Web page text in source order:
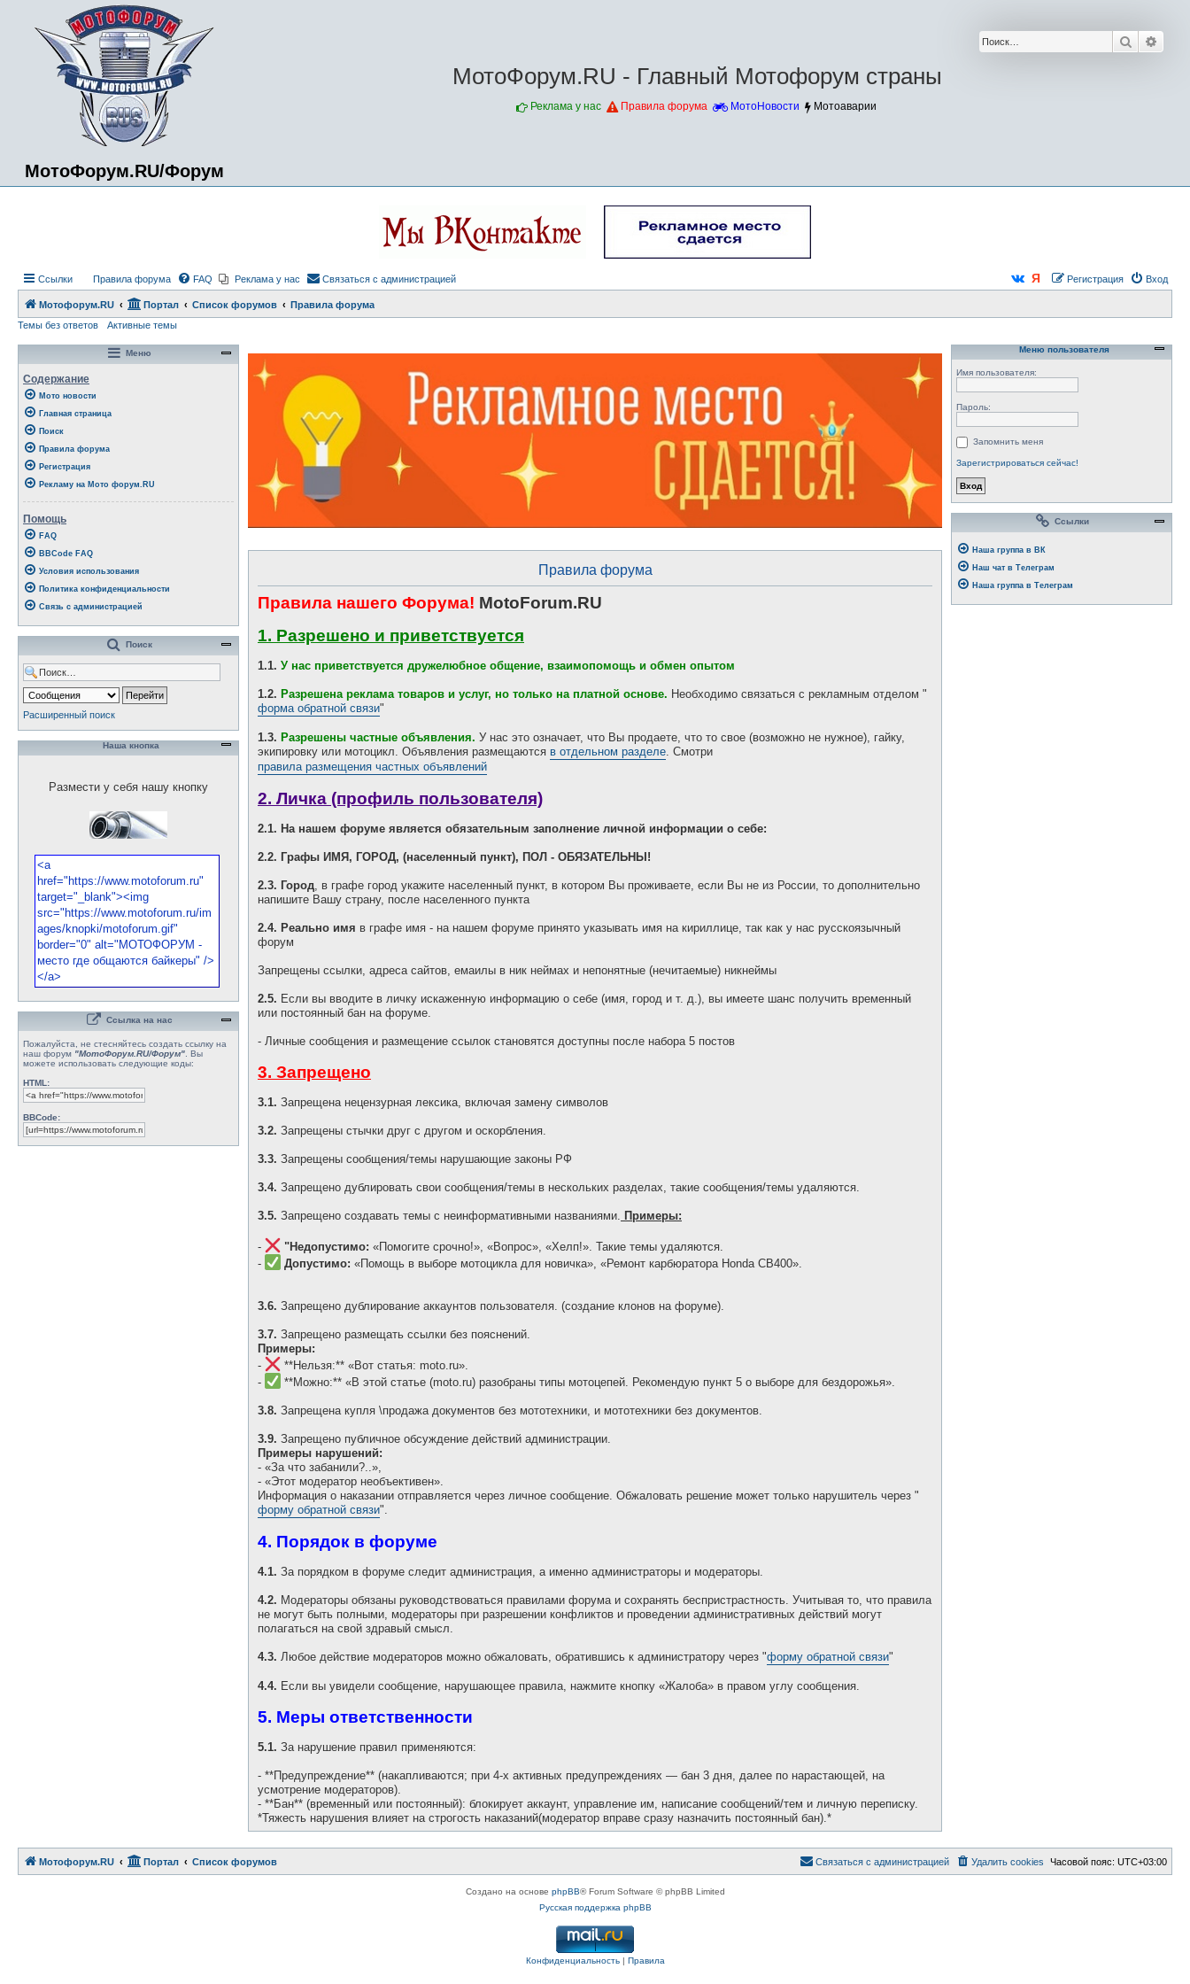
МотоФорум.RU/Форум
Поиск
МотоФорум.RU - Главный Мотофорум страны
Реклама у нас Правила форума МотоНовости Мотоаварии
Ссылки Правила форума FAQ Реклама у нас Связаться с администрацией Вход
Регистрация
Мотофорум.RU Портал Список форумов
Правила форума
Темы без ответов
Активные темы
Правила форума
Правила нашего Форума! MotoForum.RU
1. Разрешено и приветствуется
1.1. У нас приветствуется дружелюбное общение, взаимопомощь и обмен опытом
1.2. Разрешена реклама товаров и услуг, но только на платной основе. Необходимо связаться с рекламным отделом "
форма обратной связи"
1.3. Разрешены частные объявления. У нас это означает, что Вы продаете, что то свое (возможно не нужное), гайку,
экипировку или мотоцикл. Объявления размещаются в отдельном разделе. Смотри
правила размещения частных объявлений
2. Личка (профиль пользователя)
2.1. На нашем форуме является обязательным заполнение личной информации о себе:
2.2. Графы ИМЯ, ГОРОД, (населенный пункт), ПОЛ - ОБЯЗАТЕЛЬНЫ!
2.3. Город, в графе город укажите населенный пункт, в котором Вы проживаете, если Вы не из России, то дополнительно
напишите Вашу страну, после населенного пункта
2.4. Реально имя в графе имя - на нашем форуме принято указывать имя на кириллице, так как у нас русскоязычный
форум
Запрещены ссылки, адреса сайтов, емаилы в ник неймах и непонятные (нечитаемые) никнеймы
2.5. Если вы вводите в личку искаженную информацию о себе (имя, город и т. д.), вы имеете шанс получить временный
или постоянный бан на форуме.
- Личные сообщения и размещение ссылок становятся доступны после набора 5 постов
3. Запрещено
3.1. Запрещена нецензурная лексика, включая замену символов
3.2. Запрещены стычки друг с другом и оскорбления.
3.3. Запрещены сообщения/темы нарушающие законы РФ
3.4. Запрещено дублировать свои сообщения/темы в нескольких разделах, такие сообщения/темы удаляются.
3.5. Запрещено создавать темы с неинформативными названиями. Примеры:
- "Недопустимо: «Помогите срочно!», «Вопрос», «Хелп!». Такие темы удаляются.
-
Допустимо: «Помощь в выборе мотоцикла для новичка», «Ремонт карбюратора Honda CB400».
3.6. Запрещено дублирование аккаунтов пользователя. (создание клонов на форуме).
3.7. Запрещено размещать ссылки без пояснений.
Примеры:
-
**Нельзя:** «Вот статья: moto.ru».
-
**Можно:** «В этой статье (moto.ru) разобраны типы мотоцепей. Рекомендую пункт 5 о выборе для бездорожья».
3.8. Запрещена купля \продажа документов без мототехники, и мототехники без документов.
3.9. Запрещено публичное обсуждение действий администрации.
Примеры нарушений:
- «За что забанили?..»,
- «Этот модератор необъективен».
Информация о наказании отправляется через личное сообщение. Обжаловать решение может только нарушитель через "
форму обратной связи".
4. Порядок в форуме
4.1. За порядком в форуме следит администрация, а именно администраторы и модераторы.
4.2. Модераторы обязаны руководствоваться правилами форума и сохранять беспристрастность. Учитывая то, что правила
не могут быть полными, модераторы при разрешении конфликтов и проведении административных действий могут
полагаться на свой здравый смысл.
4.3. Любое действие модераторов можно обжаловать, обратившись к администратору через "форму обратной связи"
4.4. Если вы увидели сообщение, нарушающее правила, нажмите кнопку «Жалоба» в правом углу сообщения.
5. Меры ответственности
5.1. За нарушение правил применяются:
- **Предупреждение** (накапливаются; при 4-х активных предупреждениях — бан 3 дня, далее по нарастающей, на
усмотрение модераторов).
- **Бан** (временный или постоянный): блокирует аккаунт, управление им, написание сообщений/тем и личную переписку.
*Тяжесть нарушения влияет на строгость наказаний(модератор вправе сразу назначить постоянный бан).*
Меню
Содержание
Мото новости
Главная страница
Поиск
Правила форума
Регистрация
Рекламу на Мото форум.RU
Помощь
FAQ
BBCode FAQ
Условия использования
Политика конфиденциальности
Связь с администрацией
Поиск
Расширенный поиск
Наша кнопка
Размести у себя нашу кнопку
Ссылка на нас
Пожалуйста, не стесняйтесь создать ссылку на
наш форум "МотоФорум.RU/Форум" . Вы
можете использовать следующие коды:
HTML:
BBCode:
Меню пользователя
Имя пользователя:
Пароль:
Запомнить меня
Зарегистрироваться сейчас!
Ссылки
Наша группа в ВК
Наш чат в Телеграм
Наша группа в Телеграм
Мотофорум.RU Портал Список форумов Часовой пояс: UTC+03:00
Удалить cookies
Связаться с администрацией
Создано на основе phpBB® Forum Software © phpBB Limited
Русская поддержка phpBB
Конфиденциальность| Правила